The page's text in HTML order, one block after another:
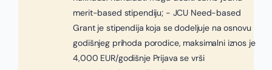
merit-based stipendiju; - JCU Need-based
Grant je stipendija koja se dodeljuje na osnovu
godišnjeg prihoda porodice, maksimalni iznos je
4,000 EUR/godišnje Prijava se vrši